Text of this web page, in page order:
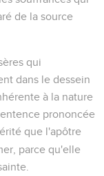
de la source
qui
dans le dessein
à la nature
prononcée
que l'apôtre
parce qu'elle